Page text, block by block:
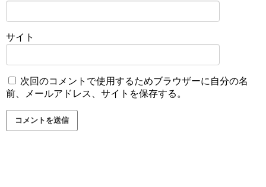
サイト
次回のコメントで使用するためブラウザーに自分の名
前、メールアドレス、サイトを保存する。